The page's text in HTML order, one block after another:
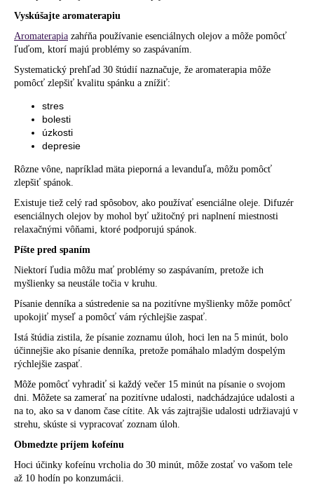
Vyskúšajte aromaterapiu
Aromaterapia zahŕňa používanie esenciálnych olejov a môže pomôcť
ľuďom, ktorí majú problémy so zaspávaním.
Systematický prehľad 30 štúdií naznačuje, že aromaterapia môže
pomôcť zlepšiť kvalitu spánku a znížiť:
stres
bolesti
úzkosti
depresie
Rôzne vône, napríklad mäta pieporná a levanduľa , môžu pomôcť
zlepšiť spánok.
Existuje tiež celý rad spôsobov, ako používať esenciálne oleje. Difuzér
esenciálnych olejov by mohol byť užitočný pri naplnení miestnosti
relaxačnými vôňami, ktoré podporujú spánok.
Píšte pred spaním
Niektorí ľudia môžu mať problémy so zaspávaním, pretože ich
myšlienky sa neustále točia v kruhu.
Písanie denníka a sústredenie sa na pozitívne myšlienky môže pomôcť
upokojiť myseľ a pomôcť vám rýchlejšie zaspať.
Istá štúdia zistila, že písanie zoznamu úloh , hoci len na 5 minút, bolo
účinnejšie ako písanie denníka, pretože pomáhalo mladým dospelým
rýchlejšie zaspať.
Môže pomôcť vyhradiť si každý večer 15 minút na písanie o svojom
dni. Môžete sa zamerať na pozitívne udalosti, nadchádzajúce udalosti a
na to, ako sa v danom čase cítite. Ak vás zajtrajšie udalosti udržiavajú v
strehu, skúste si vypracovať zoznam úloh.
Obmedzte príjem kofeínu
Hoci účinky kofeínu vrcholia do 30 minút , môže zostať vo vašom tele
až 10 hodín po konzumácii.